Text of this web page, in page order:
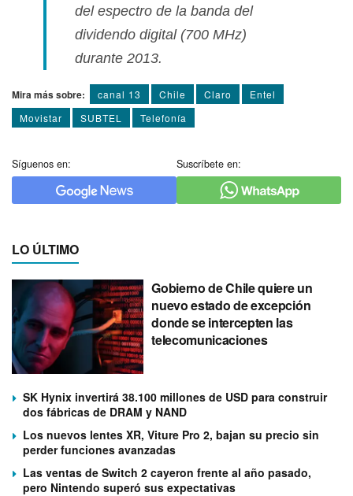
del espectro de la banda del
dividendo digital (700 MHz)
durante 2013.
Mira más sobre: canal 13 Chile Claro
Entel
Movistar
SUBTEL Telefoní­a
Síguenos en: Suscríbete en:
LO ÚLTIMO
Gobierno de Chile quiere un
nuevo estado de excepción
donde se intercepten las
telecomunicaciones
SK Hynix invertirá 38.100 millones de USD para construir
dos fábricas de DRAM y NAND
Los nuevos lentes XR, Viture Pro 2, bajan su precio sin
perder funciones avanzadas
Las ventas de Switch 2 cayeron frente al año pasado,
pero Nintendo superó sus expectativas